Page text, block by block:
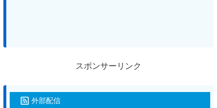
スポンサーリンク
外部配信